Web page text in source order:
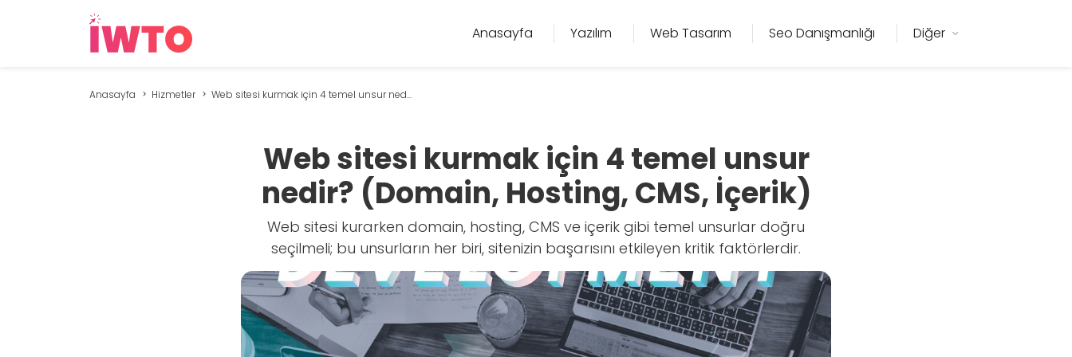
Anasayfa Yazılım Web Tasarım Seo Danışmanlığı Diğer
Anasayfa Hizmetler Web sitesi kurmak için 4 temel unsur ned...
Web sitesi kurmak için 4 temel unsur
nedir? (Domain, Hosting, CMS, İçerik)
Web sitesi kurarken domain, hosting, CMS ve içerik gibi temel unsurlar doğru
seçilmeli; bu unsurların her biri, sitenizin başarısını etkileyen kritik faktörlerdir.